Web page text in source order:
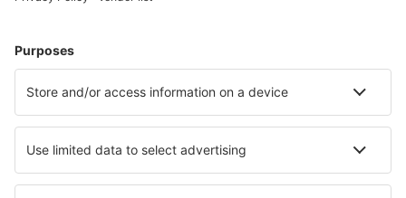
Hotels
Transfers
Sehenswürdigkeiten
Sportveranstaltungen
Mehr Infos